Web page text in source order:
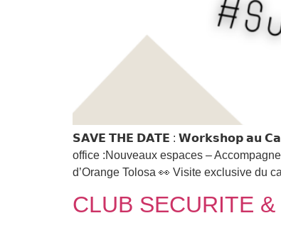
𝗦𝗔𝗩𝗘 𝗧𝗛𝗘 𝗗𝗔𝗧𝗘 : 𝗪𝗼𝗿𝗸𝘀𝗵𝗼𝗽 𝗮𝘂
office :Nouveaux espaces –
d’Orange Tolosa 👀 Visite exclusive du
CLUB SECURITE